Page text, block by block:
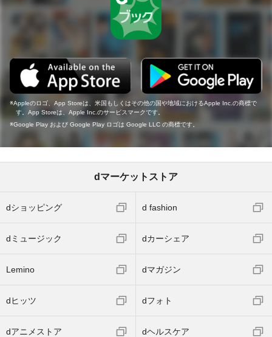
Appleのロゴ、App Storeは、米国もしくはその他の国や地域におけるApple Inc.の商標で
す。App Storeは、Apple Inc.のサービスマークです。
Google Play および Google Play ロゴは Google LLC の商標です。
dマーケットストア
dショッピング d fashion
dミュージック dカーシェア
Lemino dマガジン
dヒッツ dフォト
dアニメストア dヘルスケア